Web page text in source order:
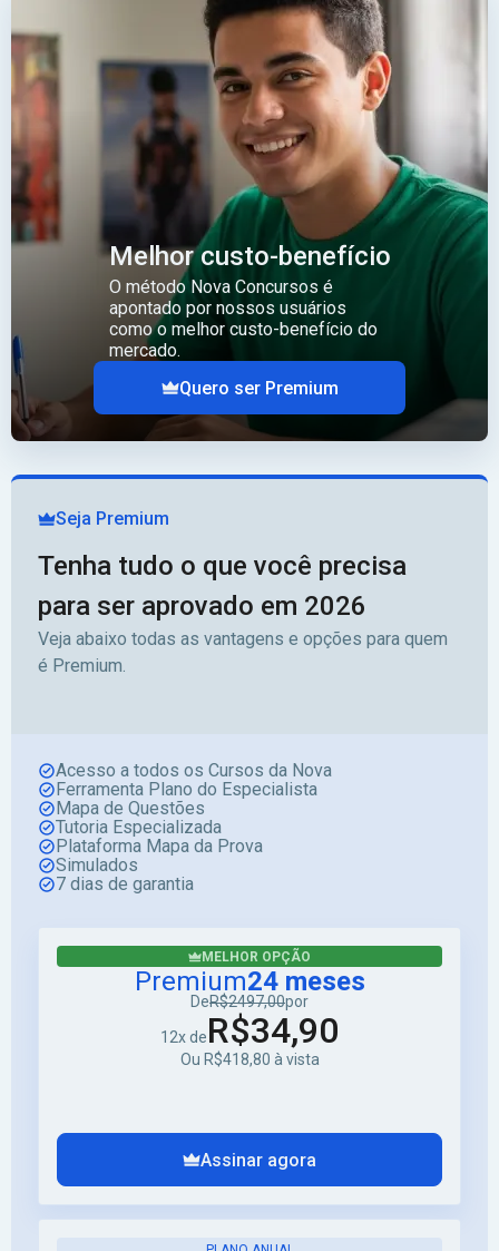
Melhor custo-benefício
O método Nova Concursos é
apontado por nossos usuários
como o melhor custo-benefício do
mercado.
Quero ser Premium
Seja Premium
Tenha tudo o que você precisa
para ser aprovado em 2026
Veja abaixo todas as vantagens e opções para quem
é Premium.
Acesso a todos os Cursos da Nova
Ferramenta Plano do Especialista
Mapa de Questões
Tutoria Especializada
Plataforma Mapa da Prova
Simulados
7 dias de garantia
MELHOR OPÇÃO
Premium24 meses
DeR$2497,00por
12x deR$34,90
Ou R$418,80 à vista
Assinar agora